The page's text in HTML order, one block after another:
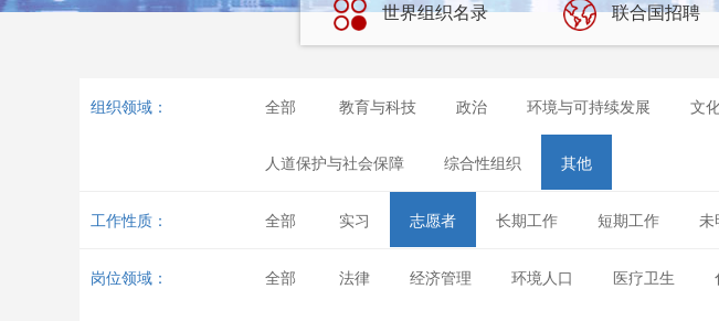
世界组织名录 联合国招聘
组织领域： 全部 教育与科技 政治 环境与可持续发展 文
人道保护与社会保障 综合性组织 其他
工作性质： 全部 实习 志愿者 长期工作 短期工作 未
岗位领域： 全部 法律 经济管理 环境人口 医疗卫生